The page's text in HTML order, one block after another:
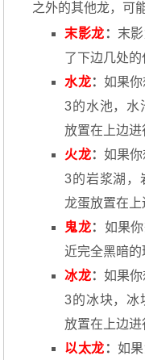
之外的其他龙，可
末影龙 ： 末
了下边几处的
水龙： 如果
3的水池，水
放置在上边进
火龙： 如果
3的岩浆湖，
龙蛋放置在上
鬼龙： 如果
近完全黑暗的
冰龙： 如果
3的冰块，冰
放置在上边进
以太龙 ： 如